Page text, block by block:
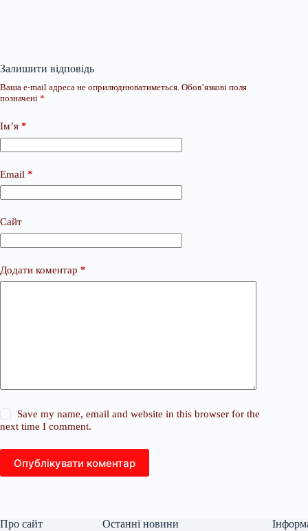
Залишити відповідь
Ваша e-mail адреса не оприлюднюватиметься. Обов’язкові поля
позначені *
Ім’я *
Email *
Сайт
Додати коментар *
Save my name, email and website in this browser for the
next time I comment.
Опублікувати коментар
Про сайт Останні новини